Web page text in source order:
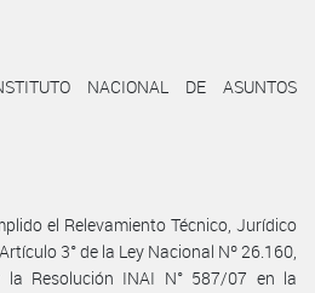
NACIONAL DE ASUNTOS
el Relevamiento Técnico, Jurídico
3° de la Ley Nacional Nº 26.160,
la Resolución INAI N° 587/07 en la